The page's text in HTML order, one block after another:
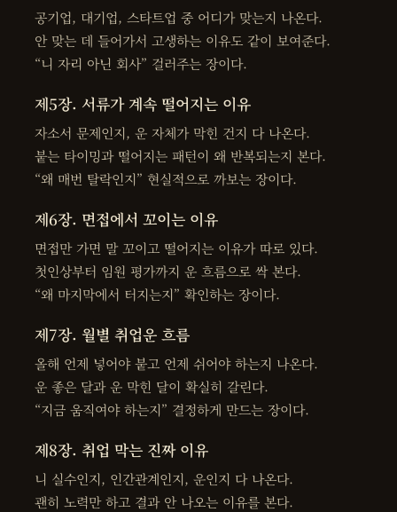
공기업, 대기업, 스타트업 중 어디가 맞는지 나온다.
안 맞는 데 들어가서 고생하는 이유도 같이 보여준다.
“니 자리 아닌 회사” 걸러주는 장이다.
제5장. 서류가 계속 떨어지는 이유
자소서 문제인지, 운 자체가 막힌 건지 다 나온다.
붙는 타이밍과 떨어지는 패턴이 왜 반복되는지 본다.
“왜 매번 탈락인지” 현실적으로 까보는 장이다.
제6장. 면접에서 꼬이는 이유
면접만 가면 말 꼬이고 떨어지는 이유가 따로 있다.
첫인상부터 임원 평가까지 운 흐름으로 싹 본다.
“왜 마지막에서 터지는지” 확인하는 장이다.
제7장. 월별 취업운 흐름
올해 언제 넣어야 붙고 언제 쉬어야 하는지 나온다.
운 좋은 달과 운 막힌 달이 확실히 갈린다.
“지금 움직여야 하는지” 결정하게 만드는 장이다.
제8장. 취업 막는 진짜 이유
니 실수인지, 인간관계인지, 운인지 다 나온다.
괜히 노력만 하고 결과 안 나오는 이유를 본다.